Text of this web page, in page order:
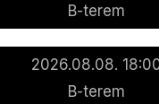
B-terem
2026.08.08.
B-terem